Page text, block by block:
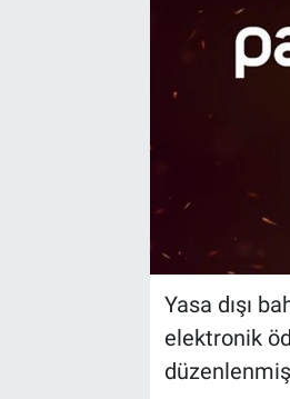
Yasa dışı
elektronik